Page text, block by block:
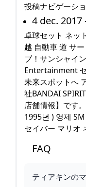
投稿ナビゲーシ
4 dec.
卓球セット ネッ
越 自動車 道 サ
ブ！サンシャイ
Entertainment
未来スポットへ
社BANDAI
店舗情報】です
1995년 ) 영제
セイバー マリオ
FAQ
ティアキンの